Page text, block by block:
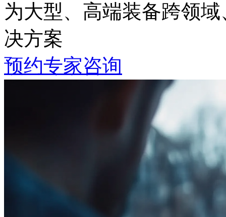
为大型、高端装备跨领
决方案
预约专家咨询